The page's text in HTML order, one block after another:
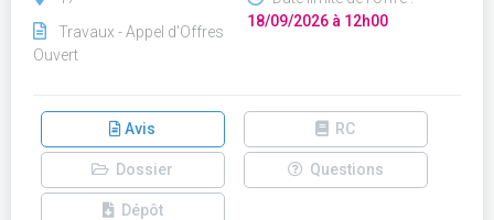
Travaux - Appel d'Offres
Ouvert
18/09/2026 à 12h00
Avis RC
Dossier Questions
Dépôt